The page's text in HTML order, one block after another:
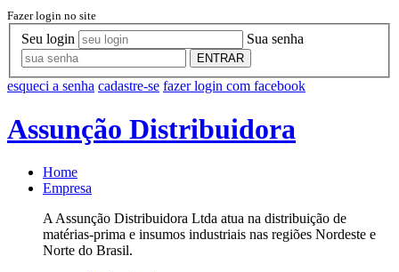
Fazer login no site
Seu login Sua senha
ENTRAR
esqueci a senha cadastre-se fazer login com facebook
Assunção Distribuidora
Home
Empresa
A Assunção Distribuidora Ltda atua na distribuição de
matérias-prima e insumos industriais nas regiões Nordeste e
Norte do Brasil.